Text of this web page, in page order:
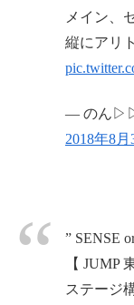
メイン、
縦にアリ
— のん▷▷
2018年8月
” SENSE
【 JUMP
ステージ